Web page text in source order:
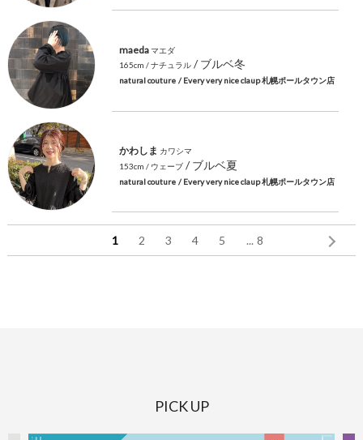
maeda マエダ
165cm / ナチュラル / ブルベ冬
natural couture / Every very nice claup 札幌ポールタウン店
かわしま カワシマ
153cm / ウェーブ / ブルベ夏
natural couture / Every very nice claup 札幌ポールタウン店
1 2 3 4 5 ... 8
PICK UP